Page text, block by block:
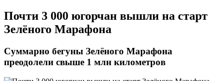
​Почти 3 000 югорчан вышли на старт
Зелёного Марафона
Суммарно бегуны Зелёного Марафона
преодолели свыше 1 млн километров